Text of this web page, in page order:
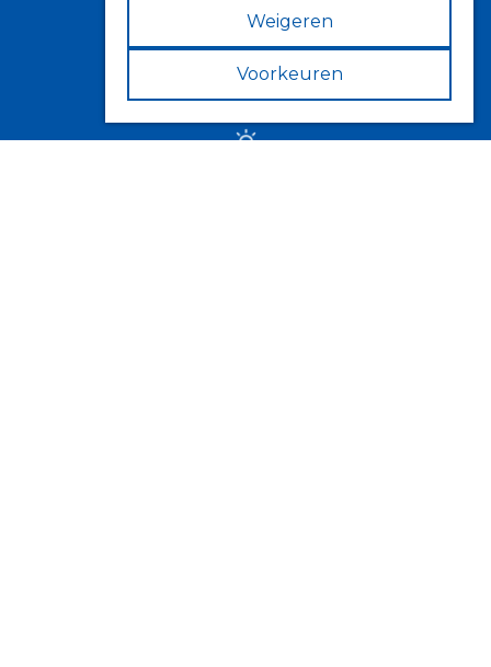
Over ons
Tips
Verkooppunten
Weigeren
Voorkeuren